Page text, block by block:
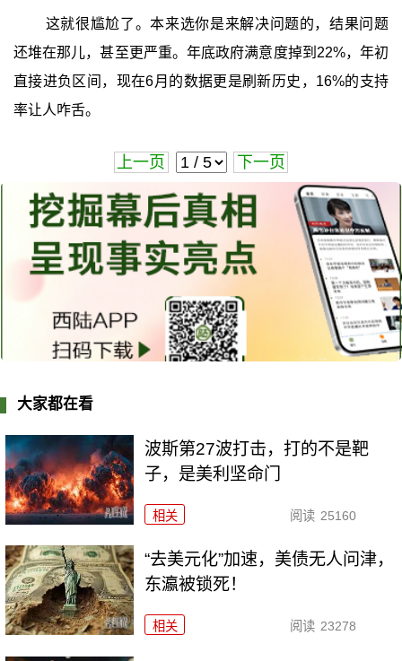
这就很尴尬了。本来选你是来解决问题的，结果问题
还堆在那儿，甚至更严重。年底政府满意度掉到22%，年初
直接进负区间，现在6月的数据更是刷新历史，16%的支持
率让人咋舌。
上一页 下一页
大家都在看
波斯第27波打击，打的不是靶
子，是美利坚命门
相关 阅读 25160
“去美元化”加速，美债无人问津，
东瀛被锁死！
相关 阅读 23278